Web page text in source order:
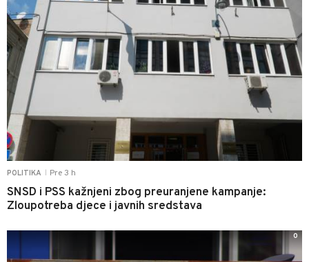
POLITIKA Pre 3 h
SNSD i PSS kažnjeni zbog preuranjene kampanje:
Zloupotreba djece i javnih sredstava
0